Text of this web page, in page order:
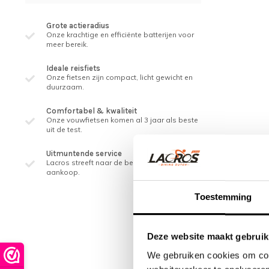
Toestemming
Deze website maakt
We gebruiken cookies om
Grote actieradius
Onze krachtige en efficiënte batterijen voor
meer bereik.
Ideale reisfiets
Onze fietsen zijn compact, licht gewicht en
duurzaam.
Comfortabel & kwaliteit
Onze vouwfietsen komen al 3 jaar als beste
uit de test.
Uitmuntende service
Lacros streeft naar de beste service, ook na
aankoop.